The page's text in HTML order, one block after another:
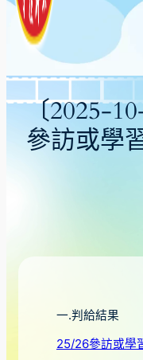
〔2025-
參訪或學
一.判給結果
25/26參訪或學